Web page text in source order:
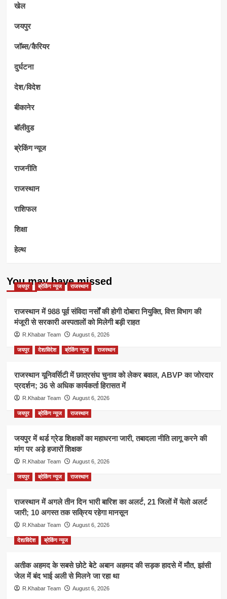
खेल
जयपुर
जॉब्स/कैरियर
दुर्घटना
देश/विदेश
बीकानेर
बॉलीवुड
ब्रेकिंग न्यूज
राजनीति
राजस्थान
राशिफल
शिक्षा
हेल्थ
You may have missed
जयपुर ब्रेकिंग न्यूज राजस्थान
राजस्थान में 988 पूर्व संविदा नर्सों की होगी दोबारा नियुक्ति, वित्त विभाग की
मंजूरी से सरकारी अस्पतालों को मिलेगी बड़ी राहत
R.Khabar Team August 6, 2026
जयपुर देश/विदेश ब्रेकिंग न्यूज राजस्थान
राजस्थान यूनिवर्सिटी में छात्रसंघ चुनाव को लेकर बवाल, ABVP का जोरदार
प्रदर्शन; 36 से अधिक कार्यकर्ता हिरासत में
R.Khabar Team August 6, 2026
जयपुर ब्रेकिंग न्यूज राजस्थान
जयपुर में थर्ड ग्रेड शिक्षकों का महाधरना जारी, तबादला नीति लागू करने की
मांग पर अड़े हजारों शिक्षक
R.Khabar Team August 6, 2026
जयपुर ब्रेकिंग न्यूज राजस्थान
राजस्थान में अगले तीन दिन भारी बारिश का अलर्ट, 21 जिलों में येलो अलर्ट
जारी; 10 अगस्त तक सक्रिय रहेगा मानसून
R.Khabar Team August 6, 2026
देश/विदेश ब्रेकिंग न्यूज
अतीक अहमद के सबसे छोटे बेटे अबान अहमद की सड़क हादसे में मौत, झांसी
जेल में बंद भाई अली से मिलने जा रहा था
R.Khabar Team August 6, 2026